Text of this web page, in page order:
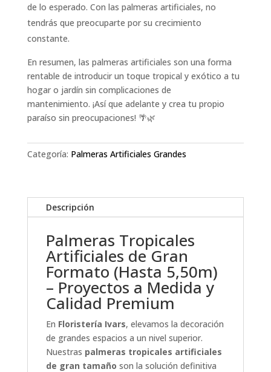
de lo esperado. Con las palmeras artificiales, no
tendrás que preocuparte por su crecimiento
constante.
En resumen, las palmeras artificiales son una forma
rentable de introducir un toque tropical y exótico a tu
hogar o jardín sin complicaciones de
mantenimiento. ¡Así que adelante y crea tu propio
paraíso sin preocupaciones! 🌴🌿
Categoría: Palmeras Artificiales Grandes
Descripción
Palmeras Tropicales
Artificiales de Gran
Formato (Hasta 5,50m)
– Proyectos a Medida y
Calidad Premium
En Floristería Ivars, elevamos la decoración
de grandes espacios a un nivel superior.
Nuestras palmeras tropicales artificiales
de gran tamaño son la solución definitiva